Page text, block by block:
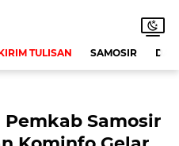
TULISAN SAMOSIR
Samosir